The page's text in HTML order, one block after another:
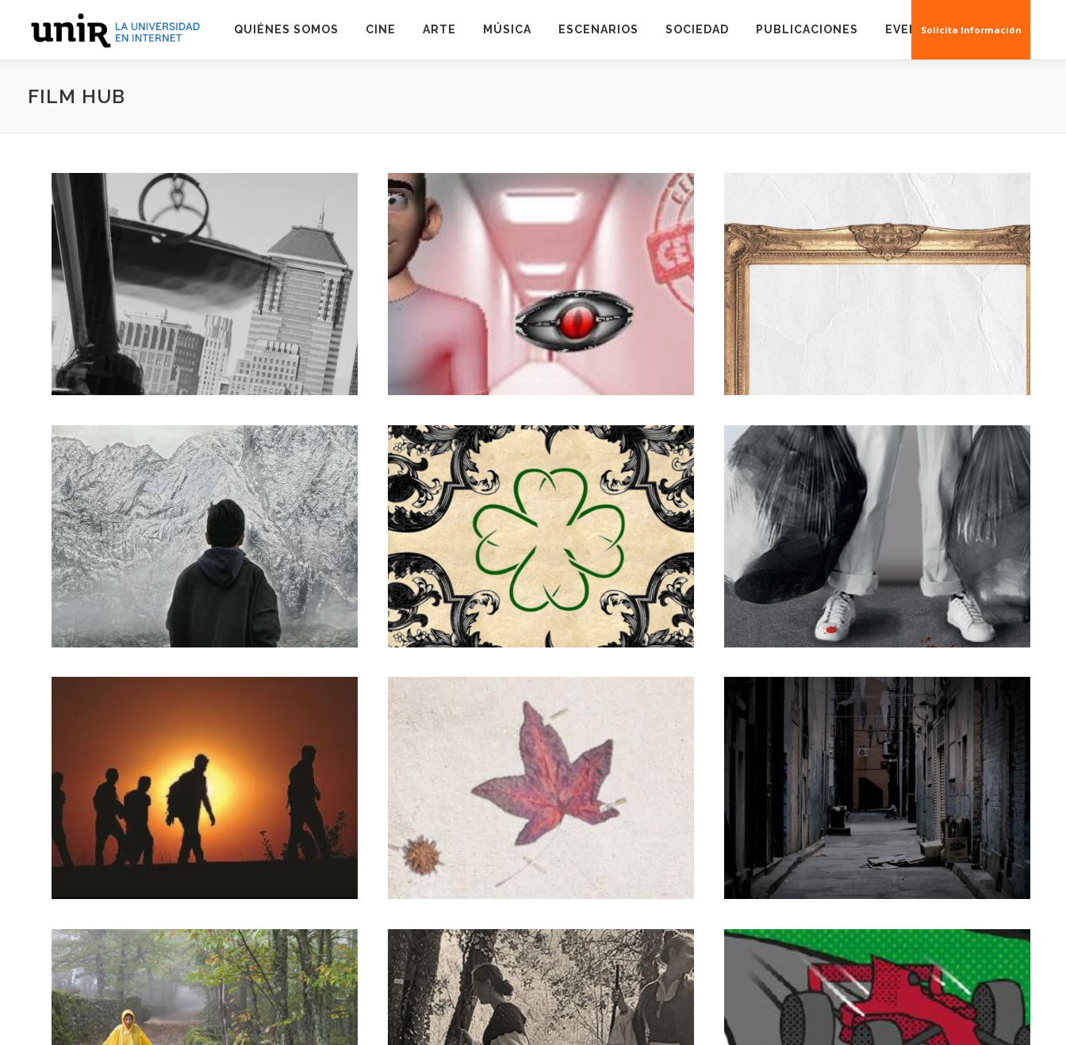
content
QUIÉNES SOMOS CINE ARTE MÚSICA ESCENARIOS SOCIEDAD PUBLICACIONES EVENTOS CREAS 3D
FILM HUB
Solicita Información